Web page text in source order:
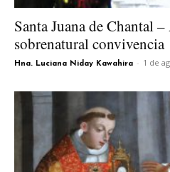
Santa Juana de Chantal
sobrenatural convivencia
Hna. Luciana Niday Kawahira - 1 de